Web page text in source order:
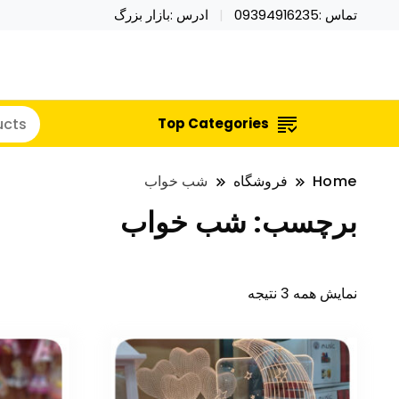
تماس :09394916235 ادرس :بازار بزرگ
نایکر توی فروش عمده لوازم
خرید محصولات خاص فیجت اسباب بازی تراول ماگ
Top Categories
Home فروشگاه شب خواب
برچسب: شب خواب
نمایش همه 3 نتیجه